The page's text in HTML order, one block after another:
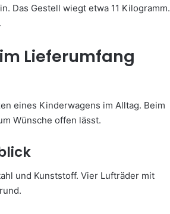
Das Gestell wiegt etwa 11 Kilogramm.
Lieferumfang
eines Kinderwagens im Alltag. Beim
Wünsche offen lässt.
und Kunststoff. Vier Lufträder mit